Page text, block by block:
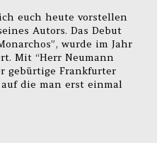
euch heute vorstellen
Autors. Das Debut
wurde im Jahr
Mit “Herr Neumann
gebürtige Frankfurter
die man erst einmal